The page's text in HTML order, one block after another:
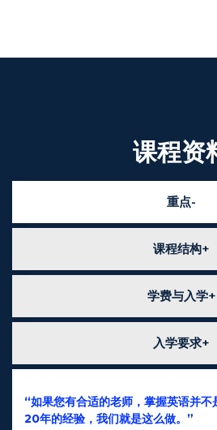
课程资
重点
课程结构
学费与入学
入学要求
“如果您有合适的老师，掌握英语并
20年的经验，我们就是这么做。”